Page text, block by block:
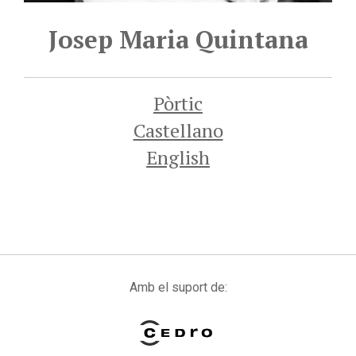
Josep Maria Quintana
Pòrtic
Castellano
English
Amb el suport de: